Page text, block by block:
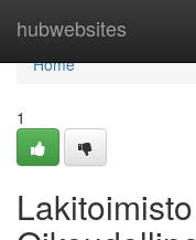
hubwebsites
Home
Home
1